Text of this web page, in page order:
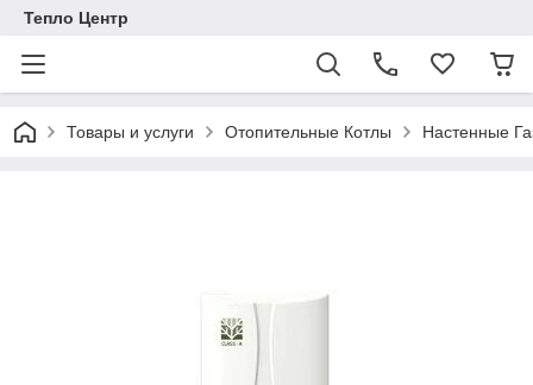
Тепло Центр
Товары и услуги Отопительные Котлы Настенные